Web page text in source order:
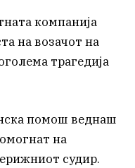
компанија
на возачот на
трагедија
помош веднаш
на
судир.